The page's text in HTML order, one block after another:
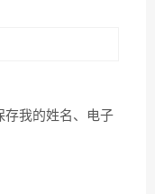
存我的姓名、电子